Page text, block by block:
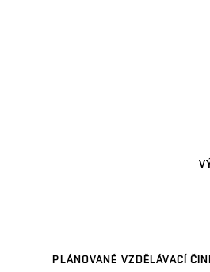
PLÁNOVANÉ VZDĚLÁVACÍ